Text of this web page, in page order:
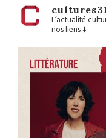
cultures31
L’actualité
nos liens ⬇️